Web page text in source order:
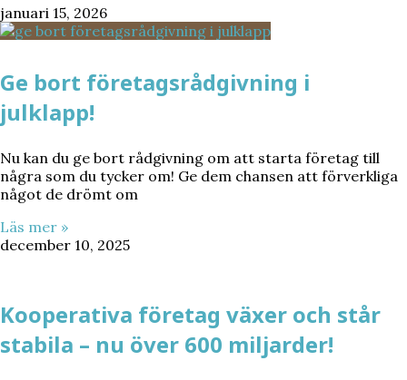
januari 15, 2026
Ge bort företagsrådgivning i
julklapp!
Nu kan du ge bort rådgivning om att starta företag till
några som du tycker om! Ge dem chansen att förverkliga
något de drömt om
Läs mer »
december 10, 2025
Kooperativa företag växer och står
stabila – nu över 600 miljarder!